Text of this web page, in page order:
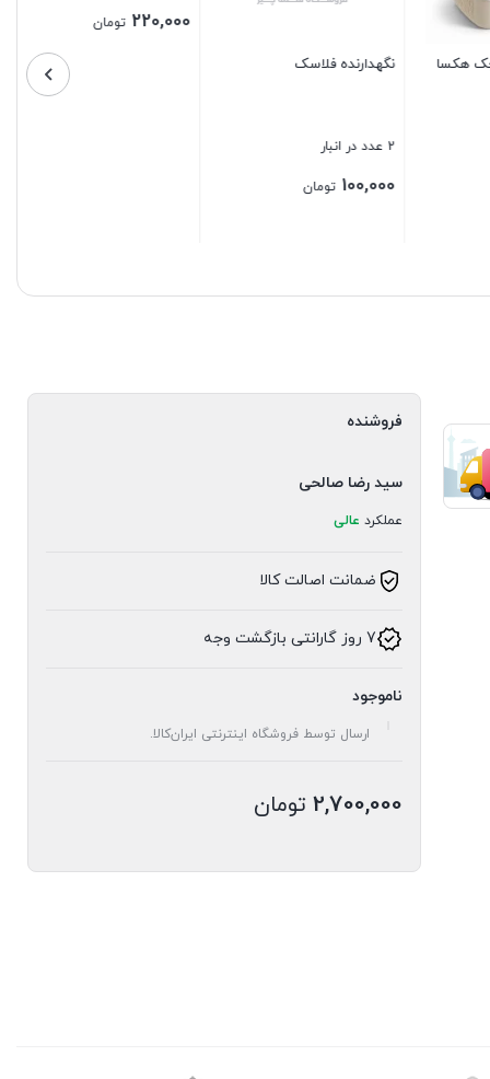
ملاقه چوبی کوچک
110,000 تومان
فروشنده
سید رضا صالحی
عملکرد عالی
ضمانت اصالت کالا
7 روز گارانتی بازگشت وجه
ناموجود
ارسال توسط فروشگاه اینترنتی ایران‌کالا.
2,700,000 تومان